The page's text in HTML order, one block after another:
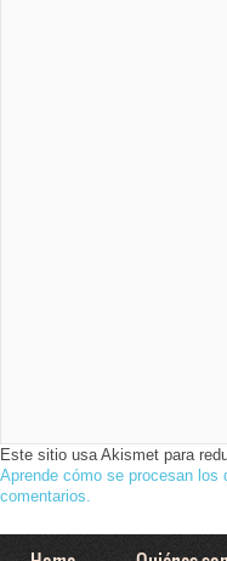
Este sitio usa Akismet para
Aprende cómo se procesan los
comentarios.